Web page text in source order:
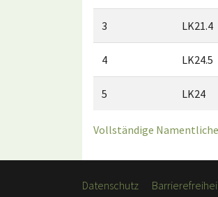
3 LK21.4
4 LK24.5
5 LK24
Vollständige
Datenschutz